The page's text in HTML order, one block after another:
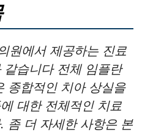
원에서 제공하는 진료
같습니다 전체 임플란
종합적인 치아 상실을
대한 전체적인 치료
좀 더 자세한 사항은 본